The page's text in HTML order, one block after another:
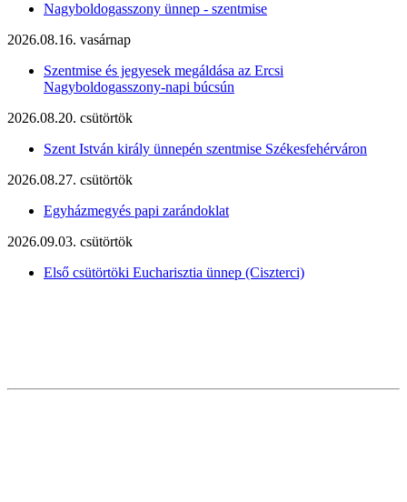
Nagyboldogasszony ünnep - szentmise
2026.08.16. vasárnap
Szentmise és jegyesek megáldása az Ercsi
Nagyboldogasszony-napi búcsún
2026.08.20. csütörtök
Szent István király ünnepén szentmise Székesfehérváron
2026.08.27. csütörtök
Egyházmegyés papi zarándoklat
2026.09.03. csütörtök
Első csütörtöki Eucharisztia ünnep (Ciszterci)